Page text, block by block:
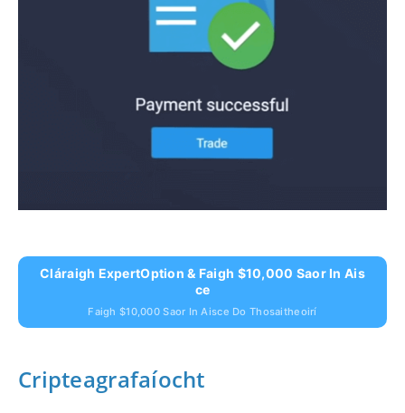
Cláraigh ExpertOption & Faigh $10,000 Saor In Ais
Ce
Faigh $10,000 Saor In Aisce Do Thosaitheoirí
Cripteagrafaíocht